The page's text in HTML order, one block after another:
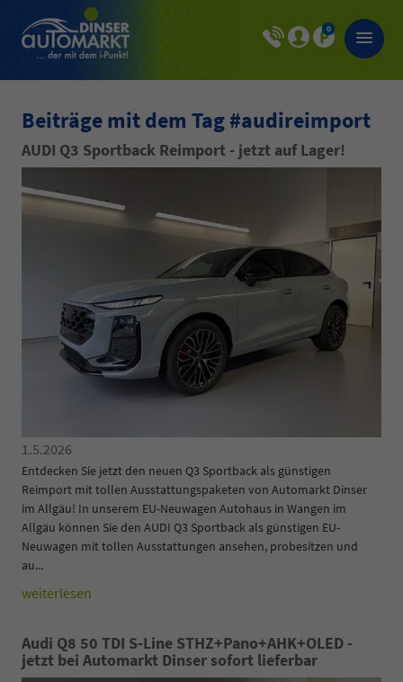
0
Beiträge mit dem Tag #audireimport
AUDI Q3 Sportback Reimport - jetzt auf Lager!
1.5.2026
Entdecken Sie jetzt den neuen Q3 Sportback als günstigen
Reimport mit tollen Ausstattungspaketen von Automarkt Dinser
im Allgäu! In unserem EU-Neuwagen Autohaus in Wangen im
Allgäu können Sie den AUDI Q3 Sportback als günstigen EU-
Neuwagen mit tollen Ausstattungen ansehen, probesitzen und
au...
weiterlesen
Audi Q8 50 TDI S-Line STHZ+Pano+AHK+OLED -
jetzt bei Automarkt Dinser sofort lieferbar